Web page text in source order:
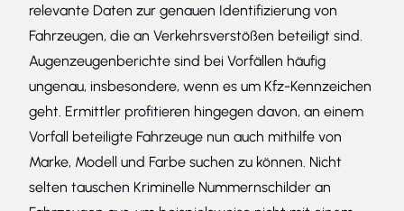
relevante Daten zur genauen Identifizierung von
Fahrzeugen, die an Verkehrsverstößen beteiligt sind.
Augenzeugenberichte sind bei Vorfällen häufig
ungenau, insbesondere, wenn es um Kfz-Kennzeichen
geht. Ermittler profitieren hingegen davon, an einem
Vorfall beteiligte Fahrzeuge nun auch mithilfe von
Marke, Modell und Farbe suchen zu können. Nicht
selten tauschen Kriminelle Nummernschilder an